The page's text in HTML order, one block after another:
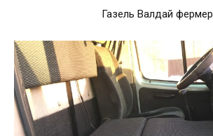
Газель Валдай фермер